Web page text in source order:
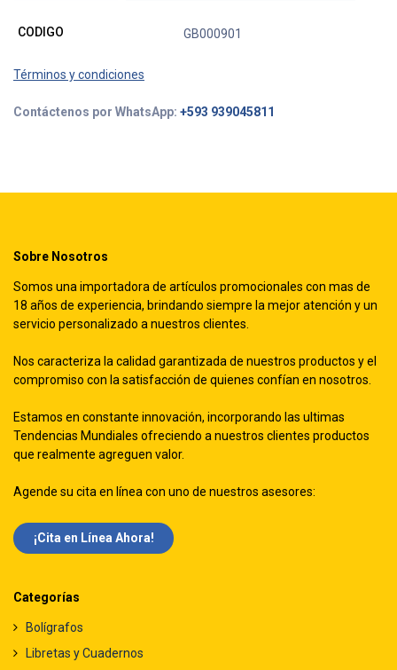
CODIGO GB000901
Términos y condiciones
Contáctenos por WhatsApp: +593 939045811
Sobre Nosotros
Somos una importadora de artículos promocionales con mas de
18 años de experiencia, brindando siempre la mejor atención y un
servicio personalizado a nuestros clientes.
Nos caracteriza la calidad garantizada de nuestros productos y el
compromiso con la satisfacción de quienes confían en nosotros.
Estamos en constante innovación, incorporando las ultimas
Tendencias Mundiales ofreciendo a nuestros clientes productos
que realmente agreguen valor.
Agende su cita en línea con uno de nuestros asesores:
¡Cita en Línea Ah​​ora!
Categorías
Bolígrafos
Libretas y Cuadernos